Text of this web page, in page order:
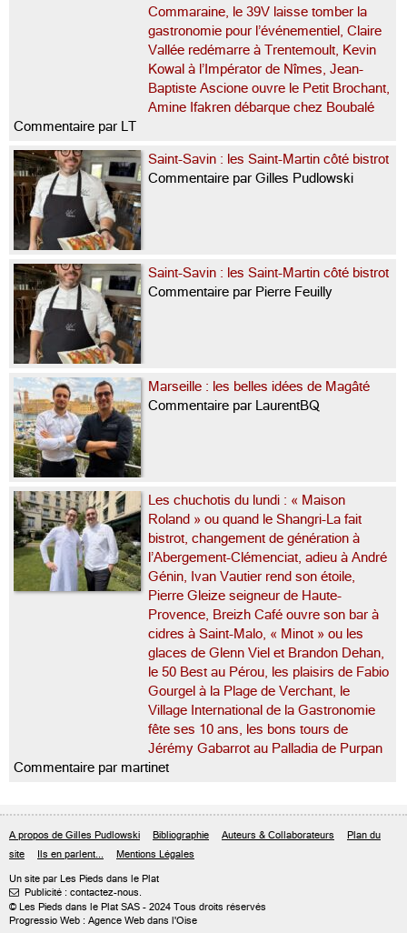
Commaraine, le 39V laisse tomber la
gastronomie pour l’événementiel, Claire
Vallée redémarre à Trentemoult, Kevin
Kowal à l’Impérator de Nîmes, Jean-
Baptiste Ascione ouvre le Petit Brochant,
Amine Ifakren débarque chez Boubalé
Commentaire par LT
Saint-Savin : les Saint-Martin côté bistrot
Commentaire par Gilles Pudlowski
Saint-Savin : les Saint-Martin côté bistrot
Commentaire par Pierre Feuilly
Marseille : les belles idées de Magâté
Commentaire par LaurentBQ
Les chuchotis du lundi : « Maison
Roland » ou quand le Shangri-La fait
bistrot, changement de génération à
l’Abergement-Clémenciat, adieu à André
Génin, Ivan Vautier rend son étoile,
Pierre Gleize seigneur de Haute-
Provence, Breizh Café ouvre son bar à
cidres à Saint-Malo, « Minot » ou les
glaces de Glenn Viel et Brandon Dehan,
le 50 Best au Pérou, les plaisirs de Fabio
Gourgel à la Plage de Verchant, le
Village International de la Gastronomie
fête ses 10 ans, les bons tours de
Jérémy Gabarrot au Palladia de Purpan
Commentaire par martinet
A propos de Gilles Pudlowski Bibliographie Auteurs & Collaborateurs
Plan du
site
Ils en parlent... Mentions Légales
Un site par Les Pieds dans le Plat
 Publicité : contactez-nous.
© Les Pieds dans le Plat SAS - 2024 Tous droits réservés
Progressio Web : Agence Web dans l'Oise